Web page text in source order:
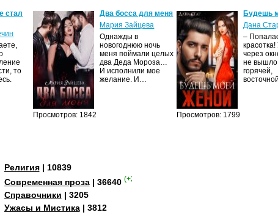
стал
то
Просмотров: 1842
Два босса для меня
Мария Зайцева
Однажды в
новогоднюю ночь
меня поймали целых
два Деда Мороза…
И исполнили мое
желание. И…
Просмотров: 1799
Будешь
Дана
–
через
не
горячей,
Религия| 10839
Современная проза| 36640 (+2)
Справочники | 3205
Ужасы и Мистика| 3812